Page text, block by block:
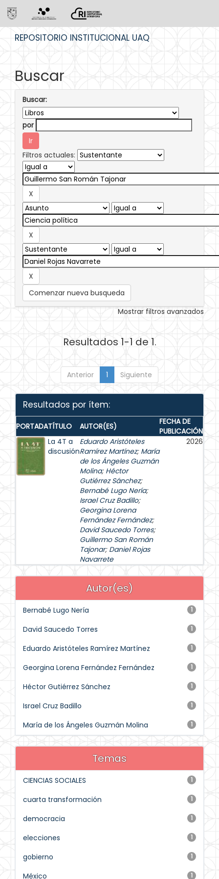
REPOSITORIO INSTITUCIONAL UAQ
Buscar
Buscar:
por
Filtros actuales:
Comenzar nueva busqueda
Mostrar filtros avanzados
Resultados 1-1 de 1.
Anterior 1 Siguiente
Resultados por ítem:
PORTADATÍTULO AUTOR(ES)
FECHA DE
PUBLICACIÓN
La 4T a
discusión
Eduardo Aristóteles
Ramírez Martínez; María
de los Ángeles Guzmán
Molina; Héctor
Gutiérrez Sánchez;
Bernabé Lugo Nería;
Israel Cruz Badillo;
Georgina Lorena
Fernández Fernández;
David Saucedo Torres;
Guillermo San Román
Tajonar; Daniel Rojas
Navarrete
2026
Autor(es)
1
Bernabé Lugo Nería
1
David Saucedo Torres
1
Eduardo Aristóteles Ramírez Martínez
1
Georgina Lorena Fernández Fernández
1
Héctor Gutiérrez Sánchez
1
Israel Cruz Badillo
1
María de los Ángeles Guzmán Molina
Temas
1
CIENCIAS SOCIALES
1
cuarta transformación
1
democracia
1
elecciones
1
gobierno
1
México